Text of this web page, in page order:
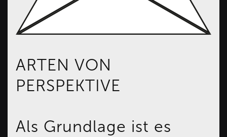
ARTEN VON
PERSPEKTIVE
Als Grundlage ist es